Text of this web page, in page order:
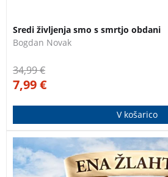
Sredi življenja smo s smrtjo obdani
Bogdan Novak
34,99€
7,99€
V košarico
Vse o čisto pravi slovenski
seriji, ki podira rekorde gledanosti